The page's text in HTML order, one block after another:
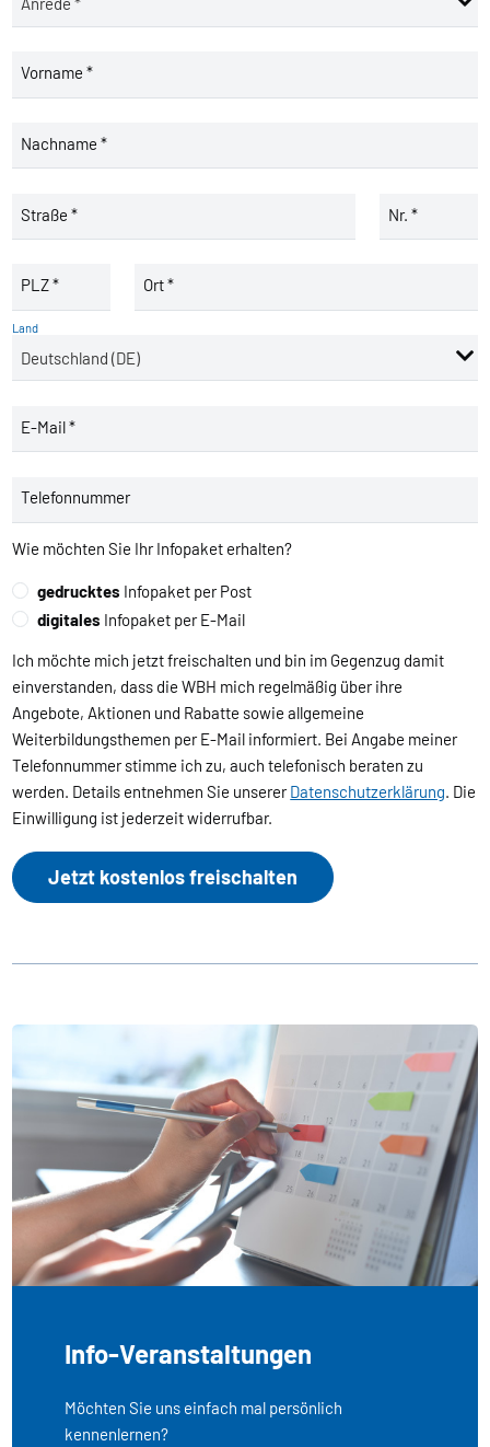
Vorname *
Nachname *
Straße * Nr. *
PLZ * Ort *
Land
E-Mail *
Telefonnummer
Wie möchten Sie Ihr Infopaket erhalten?
gedrucktes Infopaket per Post
digitales Infopaket per E-Mail
Ich möchte mich jetzt freischalten und bin im Gegenzug damit
einverstanden, dass die WBH mich regelmäßig über ihre
Angebote, Aktionen und Rabatte sowie allgemeine
Weiterbildungsthemen per E-Mail informiert. Bei Angabe meiner
Telefonnummer stimme ich zu, auch telefonisch beraten zu
werden. Details entnehmen Sie unsererDatenschutzerklärung. Die
Einwilligung ist jederzeit widerrufbar.
Jetzt kostenlos freischalten
Info-Veranstaltungen
Möchten Sie uns einfach mal persönlich
kennenlernen?